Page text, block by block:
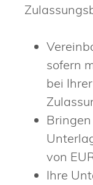
sofern
bei
von
Ihre